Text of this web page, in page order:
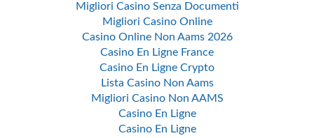
Migliori Casino Senza Documenti
Migliori Casino Online
Casino Online Non Aams 2026
Casino En Ligne France
Casino En Ligne Crypto
Lista Casino Non Aams
Migliori Casino Non AAMS
Casino En Ligne
Casino En Ligne